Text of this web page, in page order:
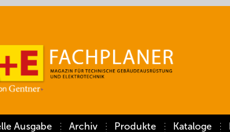
Ausgabe Archiv Produkte Kataloge